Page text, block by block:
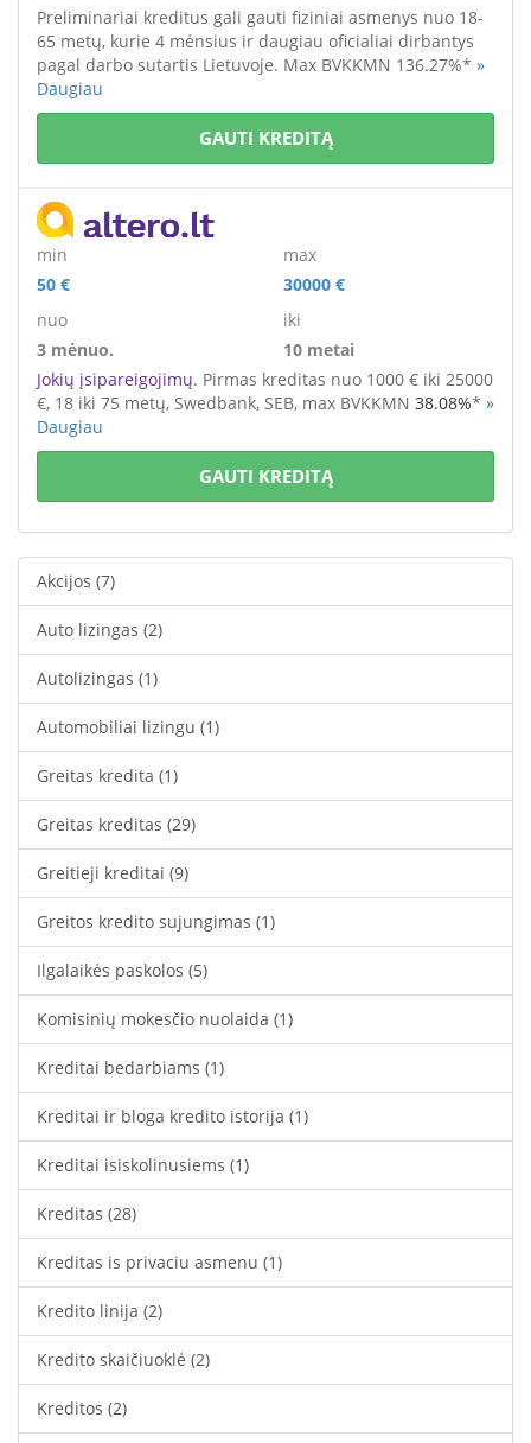
Preliminariai kreditus gali gauti fiziniai asmenys nuo 18-
65 metų, kurie 4 mėnsius ir daugiau oficialiai dirbantys
pagal darbo sutartis Lietuvoje. Max BVKKMN 136.27%* »
Daugiau
GAUTI KREDITĄ
min
50 €
max
30000 €
nuo
3 mėnuo.
iki
10 metai
Jokių įsipareigojimų. Pirmas kreditas nuo 1000 € iki 25000
€, 18 iki 75 metų, Swedbank, SEB, max BVKKMN 38.08%* »
Daugiau
GAUTI KREDITĄ
Akcijos (7)
Auto lizingas (2)
Autolizingas (1)
Automobiliai lizingu (1)
Greitas kredita (1)
Greitas kreditas (29)
Greitieji kreditai (9)
Greitos kredito sujungimas (1)
Ilgalaikės paskolos (5)
Komisinių mokesčio nuolaida (1)
Kreditai bedarbiams (1)
Kreditai ir bloga kredito istorija (1)
Kreditai isiskolinusiems (1)
Kreditas (28)
Kreditas is privaciu asmenu (1)
Kredito linija (2)
Kredito skaičiuoklė (2)
Kreditos (2)